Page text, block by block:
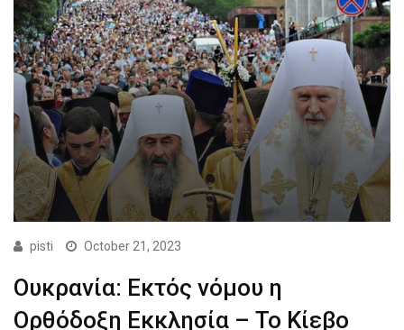
pisti October 21, 2023
Ουκρανία: Εκτός νόμου η
Ορθόδοξη Εκκλησία – Το Κίεβο